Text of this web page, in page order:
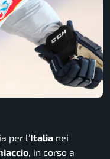
per l’Italia nei
, in corso a